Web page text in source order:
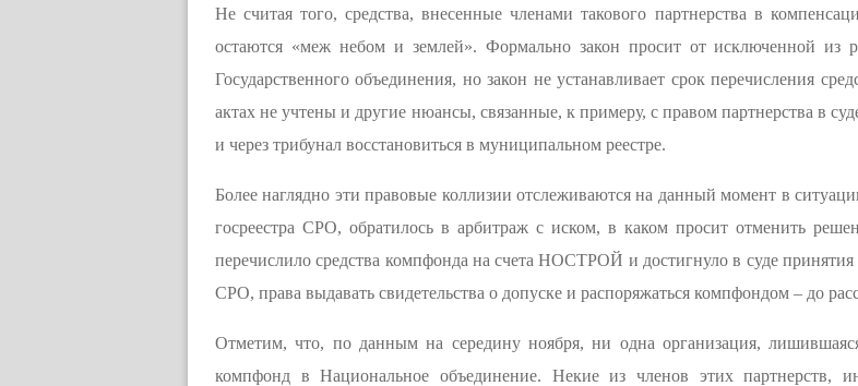
Не считая того, средства, внесенные членами такового партнерства в
остаются «меж небом и землей». Формально закон просит от исключенной из
Государственного объединения, но закон не устанавливает срок перечисления
актах не учтены и другие нюансы, связанные, к примеру, с правом партнерства в
и через трибунал восстановиться в муниципальном реестре.
Более наглядно эти правовые коллизии отслеживаются на данный момент в
госреестра СРО, обратилось в арбитраж с иском, в каком просит отменить
перечислило средства компфонда на счета НОСТРОЙ и достигнуло в суде принятия
СРО, права выдавать свидетельства о допуске и распоряжаться компфондом – до
Отметим, что, по данным на середину ноября, ни одна организация,
компфонд в Национальное объединение. Некие из членов этих